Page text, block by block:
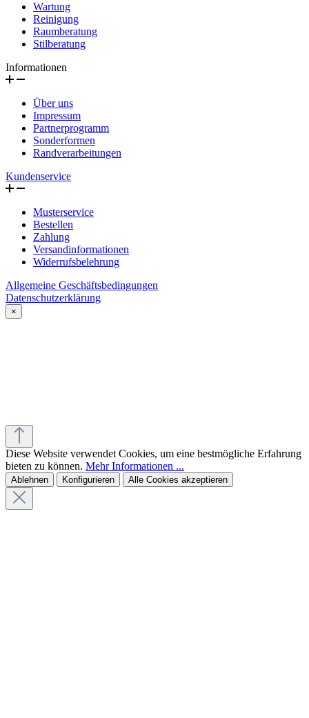
Wartung
Reinigung
Raumberatung
Stilberatung
Informationen
Über uns
Impressum
Partnerprogramm
Sonderformen
Randverarbeitungen
Kundenservice
Musterservice
Bestellen
Zahlung
Versandinformationen
Widerrufsbelehrung
Allgemeine Geschäftsbedingungen
Datenschutzerklärung
×
Diese Website verwendet Cookies, um eine bestmögliche Erfahrung
bieten zu können. Mehr Informationen ...
Ablehnen Konfigurieren Alle Cookies akzeptieren